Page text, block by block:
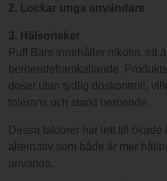
2. Lockar unga användare
3. Hälsorisker
Puff Bars innehåller nikotin, ett
beroendeframkallande.
doser utan tydlig doskontroll,
tolerans och starkt beroende.
Dessa faktorer har lett till
alternativ som både är mer
använda.